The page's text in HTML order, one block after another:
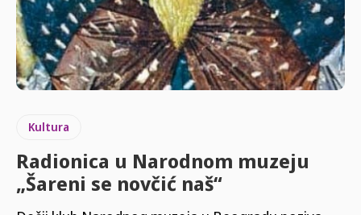
Kultura
Radionica u Narodnom muzeju
„Šareni se novčić naš“